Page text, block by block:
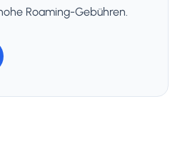
Roaming-Gebühren.